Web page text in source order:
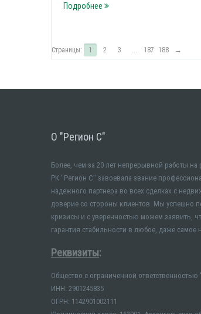
Подробнее
Страницы: 1 2 3 ... 187 188 →
О "Регион С"
Более, чем за 20 лет непрерывной работы на
РК "Регион С" завоевала звание
надежного партнера во всех сделках с
доверие со стороны клиентов. Мы успешно
кризисы и с уверенностью можем заявить,
гарантия стабильности в любое, даже самое
Реквизиты:
Общество с ограниченной
ИНН: 2901245835
ОГРН: 1142901002111